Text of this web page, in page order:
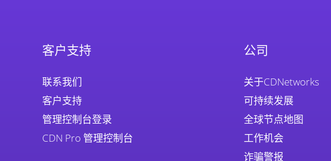
客户支持
联系我们
客户支持
管理控制台登录
CDN Pro 管理控制台
公司
关于CDNetworks
可持续发展
全球节点地图
工作机会
诈骗警报